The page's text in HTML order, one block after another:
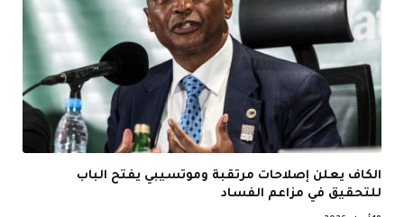
الكاف يعلن إصلاحات مرتقبة وموتسيبي يفتح الباب
للتحقيق في مزاعم الفساد